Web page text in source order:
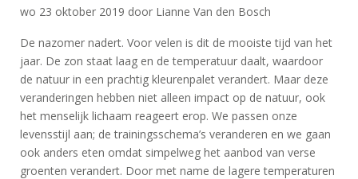
wo 23 oktober 2019 door Lianne Van den Bosch
De nazomer nadert. Voor velen is dit de mooiste tijd van het
jaar. De zon staat laag en de temperatuur daalt, waardoor
de natuur in een prachtig kleurenpalet verandert. Maar deze
veranderingen hebben niet alleen impact op de natuur, ook
het menselijk lichaam reageert erop. We passen onze
levensstijl aan; de trainingsschema’s veranderen en we gaan
ook anders eten omdat simpelweg het aanbod van verse
groenten verandert. Door met name de lagere temperaturen
HERSTEL
SPORT
EN
DIEET
MAXIM
TRAINING
CIRKEL